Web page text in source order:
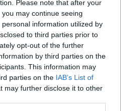
Please note that after your
may continue seeing
information utilized by
to third parties prior to
opt-out of the further
by third parties on the
This information may
parties on the IAB’s List of
may further disclose it to other
για επέκταση της
άνω του 1 δισ.